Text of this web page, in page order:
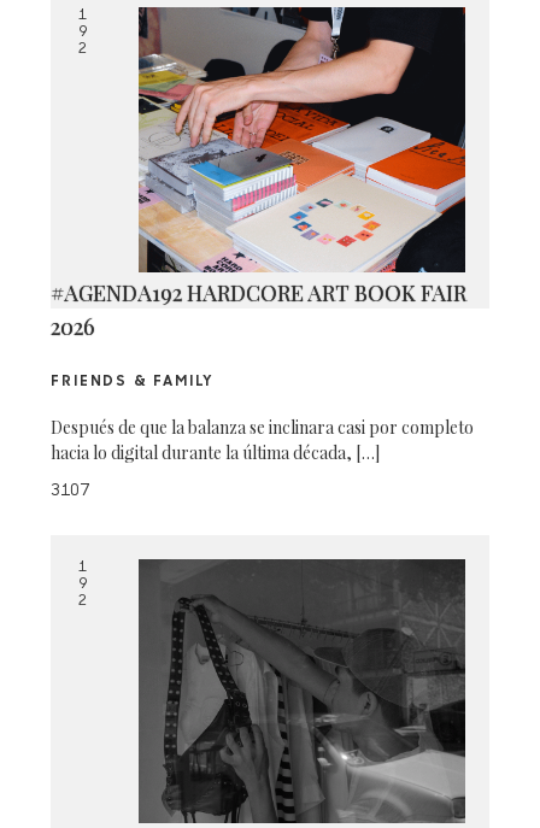
1
9
2
#AGENDA192 HARDCORE ART BOOK FAIR
2026
FRIENDS & FAMILY
Después de que la balanza se inclinara casi por completo
hacia lo digital durante la última década, […]
3107
1
9
2